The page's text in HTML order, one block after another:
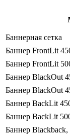
Баннерная сетка
Баннер FrontLit
Баннер FrontLit
Баннер BlackOut
Баннер BlackOut
Баннер BackLit
Баннер BackLit
Баннер Blackback,